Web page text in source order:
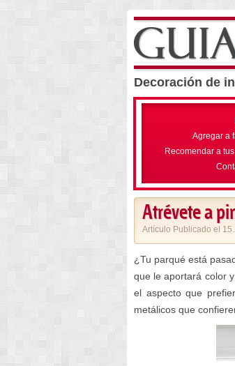
Decoración de
Agregar a
Recomendar a
Atrévete a
Artículo Publicado el
¿Tu parqué está
que le aportará color
el aspecto que
metálicos que